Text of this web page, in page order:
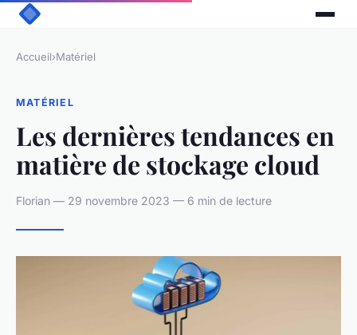
Accueil›Matériel
MATÉRIEL
Les dernières tendances en
matière de stockage cloud
Florian — 29 novembre 2023 — 6 min de lecture